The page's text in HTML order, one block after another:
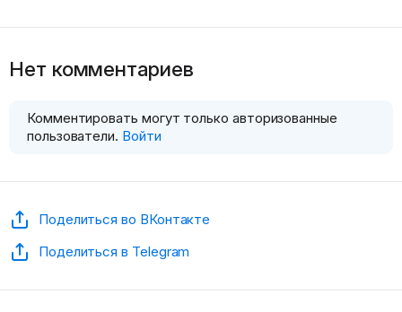
Нет комментариев
Комментировать могут только авторизованные
пользователи. Войти
Поделиться во ВКонтакте
Поделиться в Telegram